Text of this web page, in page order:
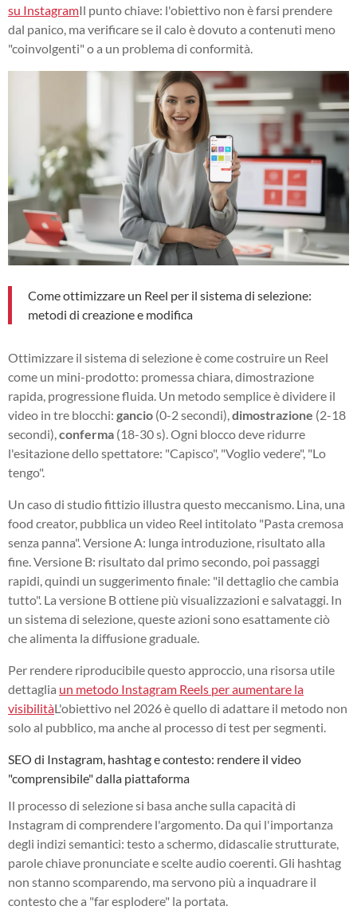
su InstagramIl punto chiave: l'obiettivo non è farsi prendere
dal panico, ma verificare se il calo è dovuto a contenuti meno
"coinvolgenti" o a un problema di conformità.
Come ottimizzare un Reel per il sistema di selezione:
metodi di creazione e modifica
Ottimizzare il sistema di selezione è come costruire un Reel
come un mini-prodotto: promessa chiara, dimostrazione
rapida, progressione fluida. Un metodo semplice è dividere il
video in tre blocchi: gancio (0-2 secondi),dimostrazione (2-18
secondi),conferma (18-30 s). Ogni blocco deve ridurre
l'esitazione dello spettatore: "Capisco", "Voglio vedere", "Lo
tengo".
Un caso di studio fittizio illustra questo meccanismo. Lina, una
food creator, pubblica un video Reel intitolato "Pasta cremosa
senza panna". Versione A: lunga introduzione, risultato alla
fine. Versione B: risultato dal primo secondo, poi passaggi
rapidi, quindi un suggerimento finale: "il dettaglio che cambia
tutto". La versione B ottiene più visualizzazioni e salvataggi. In
un sistema di selezione, queste azioni sono esattamente ciò
che alimenta la diffusione graduale.
Per rendere riproducibile questo approccio, una risorsa utile
dettaglia un metodo Instagram Reels per aumentare la
visibilitàL'obiettivo nel 2026 è quello di adattare il metodo non
solo al pubblico, ma anche al processo di test per segmenti.
SEO di Instagram, hashtag e contesto: rendere il video
"comprensibile" dalla piattaforma
Il processo di selezione si basa anche sulla capacità di
Instagram di comprendere l'argomento. Da qui l'importanza
degli indizi semantici: testo a schermo, didascalie strutturate,
parole chiave pronunciate e scelte audio coerenti. Gli hashtag
non stanno scomparendo, ma servono più a inquadrare il
contesto che a "far esplodere" la portata.